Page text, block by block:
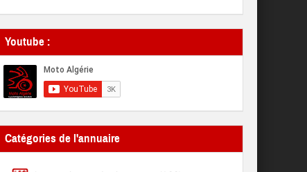
Youtube :
Catégories de l'annuaire